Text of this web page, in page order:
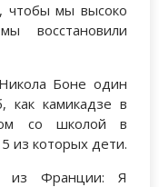
чтобы мы высоко
восстановили
Боне один
как камикадзе в
со школой в
из которых дети.
из Франции: Я